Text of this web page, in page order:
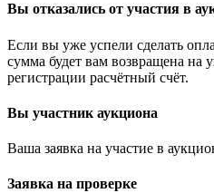
Вы отказались от участия в
Если вы уже успели сделать
сумма будет вам возвращена на
регистрации расчётный счёт.
Вы участник аукциона
Ваша заявка на участие в
Заявка на проверке